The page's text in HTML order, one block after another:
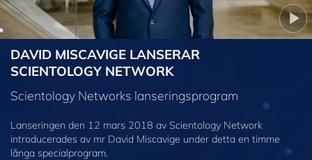
DAVID MISCAVIGE LANSERAR
SCIENTOLOGY NETWORK
Scientology Networks lanseringsprogram
Lanseringen den 12 mars 2018 av Scientology Network
introducerades av mr David Miscavige under detta en timme
långa specialprogram.